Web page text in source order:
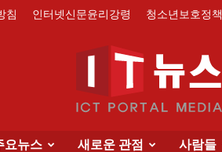
침 인터넷신문윤리강령 청소년보호정책
요뉴스 새로운 관점 사람들